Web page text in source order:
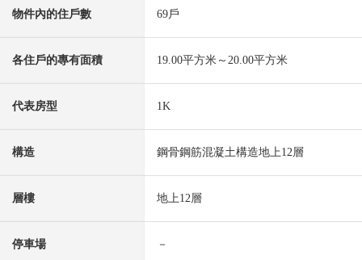
物件內的住戶數 69戶
各住戶的專有面積 19.00平方米～20.00平方米
代表房型 1K
構造 鋼骨鋼筋混凝土構造地上12層
層樓 地上12層
停車場 －